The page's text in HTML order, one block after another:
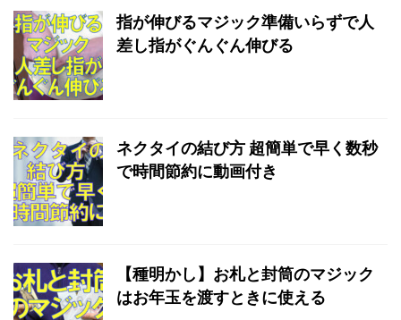
指が伸びるマジック準備いらずで人
差し指がぐんぐん伸びる
ネクタイの結び方 超簡単で早く数秒
で時間節約に動画付き
【種明かし】お札と封筒のマジック
はお年玉を渡すときに使える